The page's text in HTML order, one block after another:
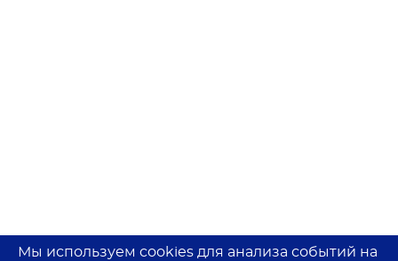
Мы используем cookies для анализа событий на